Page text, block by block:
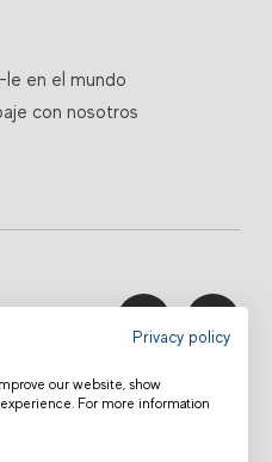
le en el mundo
con nosotros
Privacy policy
our website, show
For more information